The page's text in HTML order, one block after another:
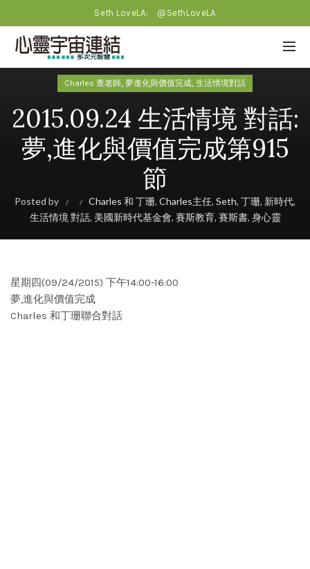
Seth LoveLA: @SethLoveLA
Charles 查老師, 夢進化與價值完成, 生活情境對話
2015.09.24 生活情境 對話:
夢,進化與價值完成第915
節
Posted by Charles 和 丁珊, Charles主任, Seth, 丁珊, 新時代,
生活情境 對話, 美國新時代基金會, 賽斯教育, 賽斯書, 身心靈
星期四(09/24/2015) 下午14:00-16:00
夢,進化與價值完成
Charles 和丁珊聯合對話